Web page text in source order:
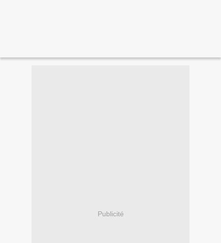
Publicité